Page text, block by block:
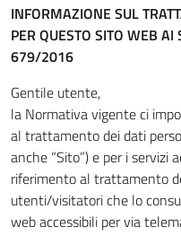
INFORMAZIONE SUL
PER QUESTO SITO WEB AI
679/2016
Gentile utente,
la Normativa vigente ci
al trattamento dei dati
anche “Sito”) e per i servizi
riferimento al trattamento
utenti/visitatori che lo
web accessibili per via